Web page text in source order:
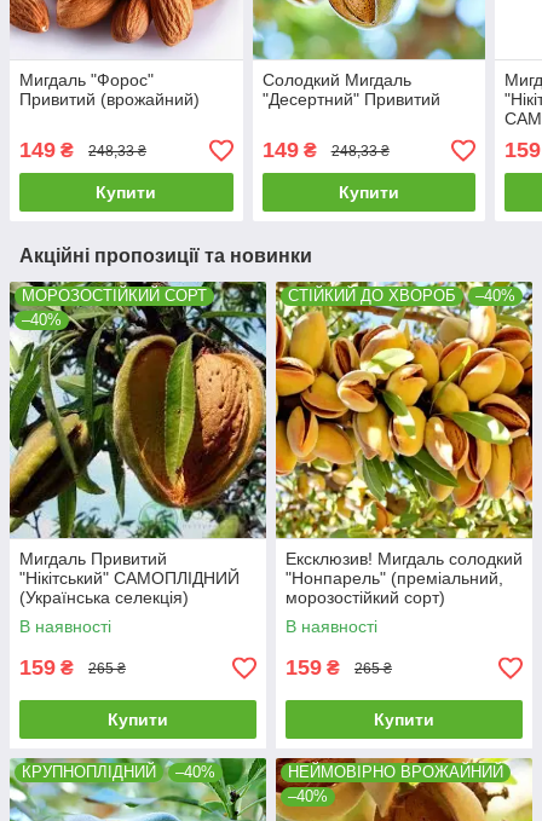
Мигдаль "Форос"
Привитий (врожайний)
149 ₴ 248,33 ₴
Купити
Солодкий Мигдаль
"Десертний" Привитий
149₴ 248,33 ₴
Купити
159
Акційні пропозиції та новинки
МОРОЗОСТІЙКИЙ СОРТ
–40%
Мигдаль Привитий
"Нікітський" САМОПЛІДНИЙ
(Українська селекція)
В наявності
159 ₴ 265 ₴
Купити
СТІЙКИЙ ДО ХВОРОБ –40%
Ексклюзив! Мигдаль солодкий
"Нонпарель" (преміальний,
морозостійкий сорт)
В наявності
159 ₴ 265 ₴
Купити
КРУПНОПЛІДНИЙ –40%
НЕЙМОВІРНО ВРОЖАЙНИЙ
–40%